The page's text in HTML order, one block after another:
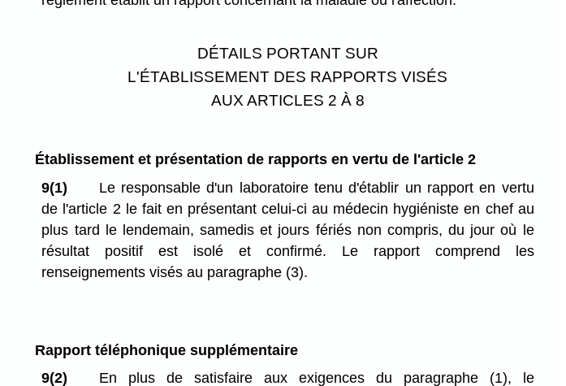
DÉTAILS PORTANT SUR
L'ÉTABLISSEMENT DES RAPPORTS VISÉS
AUX ARTICLES 2 À 8
Établissement et présentation de rapports en vertu de l'article 2
9(1)
Le responsable d'un laboratoire tenu d'établir un rapport en vertu
de l'article 2 le fait en présentant celui-ci au médecin hygiéniste en chef au
plus tard le lendemain, samedis et jours fériés non compris, du jour où le
résultat positif est isolé et confirmé. Le rapport comprend les
renseignements visés au paragraphe (3).
Rapport téléphonique supplémentaire
9(2)
En plus de satisfaire aux exigences du paragraphe (1), le